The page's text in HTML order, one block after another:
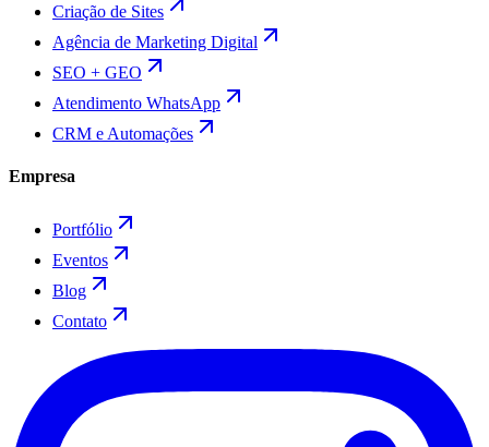
Criação de Sites
Agência de Marketing Digital
SEO + GEO
Atendimento WhatsApp
CRM e Automações
Empresa
Portfólio
Eventos
Blog
Contato